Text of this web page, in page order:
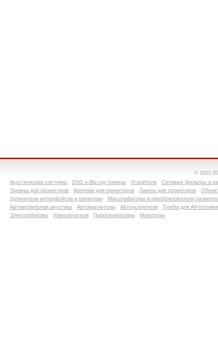
© 2011-
Акустические системы
DVD и Blu-ray плееры Усилители
Сетевые фильтры и
Экраны для проекторов
Крепежи для проекторов Лампы для проекторов
Удлинители интерфейсов и репитеры
Масштабаторы и преобразователи
Автомобильная акустика
Автомагнитолы Автоусилители
Тумбы для AV-техники
Электробритвы
Измельчители Парогенераторы Мониторы